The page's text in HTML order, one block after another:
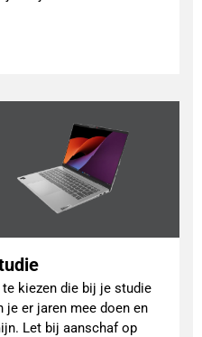
kiezen die bij je studie
je er jaren mee doen en
Let bij aanschaf op